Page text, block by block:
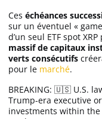
Ces échéances
sur un éventuel «
d’un seul ETF spot
massif de capitaux
verts consécutifs
pour le marché.
BREAKING: 🇺🇸 U.S.
Trump-era executive
investments within